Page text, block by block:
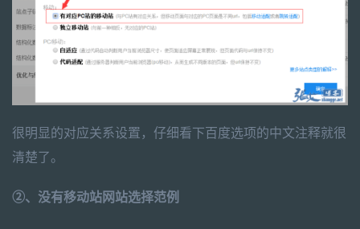
很明显的对应关系设置，仔细看下百度选项的中文注释就很
清楚了。
②、没有移动站网站选择范例